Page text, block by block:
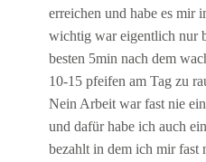
erreichen und habe es mir
wichtig war eigentlich nur
besten 5min nach dem
10-15 pfeifen am Tag zu
Nein Arbeit war fast nie
und dafür habe ich auch
bezahlt in dem ich mir fast